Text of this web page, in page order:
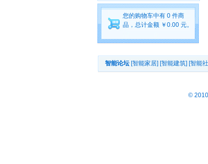
您的购物车中有 0 件商
品，总计金额 ￥0.00 元。
智能论坛 [智能家居] [智能建筑] [智能
©